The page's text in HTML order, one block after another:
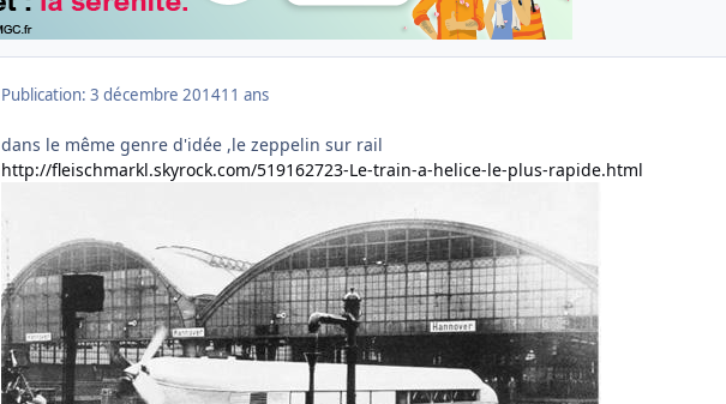
Publication: 3 décembre 201411 ans
dans le même genre d'idée ,le zeppelin sur rail
http://fleischmarkl.skyrock.com/519162723-Le-train-a-helice-le-plus-rapide.html